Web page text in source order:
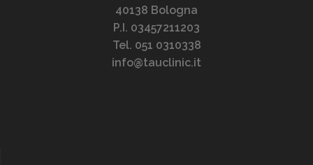
40138 Bologna
P.I. 03457211203
Tel. 051 0310338
info@tauclinic.it